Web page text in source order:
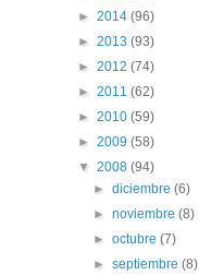
► 2014 (96)
► 2013 (93)
► 2012 (74)
► 2011 (62)
► 2010 (59)
► 2009 (58)
▼ 2008 (94)
►diciembre(6)
►noviembre(8)
►octubre(7)
►septiembre(8)